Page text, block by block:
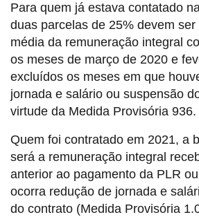
Para quem já estava contatado
duas parcelas de 25% devem
média da remuneração integral
os meses de março de 2020 e
excluídos os meses em que
jornada e salário ou suspensão
virtude da Medida Provisória 936.
Quem foi contratado em 2021, a
será a remuneração integral
anterior ao pagamento da PLR
ocorra redução de jornada e
do contrato (Medida Provisória